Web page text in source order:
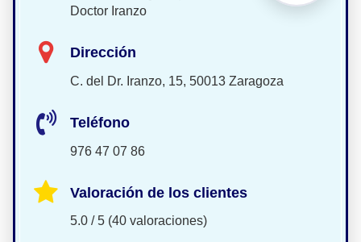
Doctor Iranzo
Dirección
C. del Dr. Iranzo, 15, 50013 Zaragoza
Teléfono
976 47 07 86
Valoración de los clientes
5.0 / 5 (40 valoraciones)